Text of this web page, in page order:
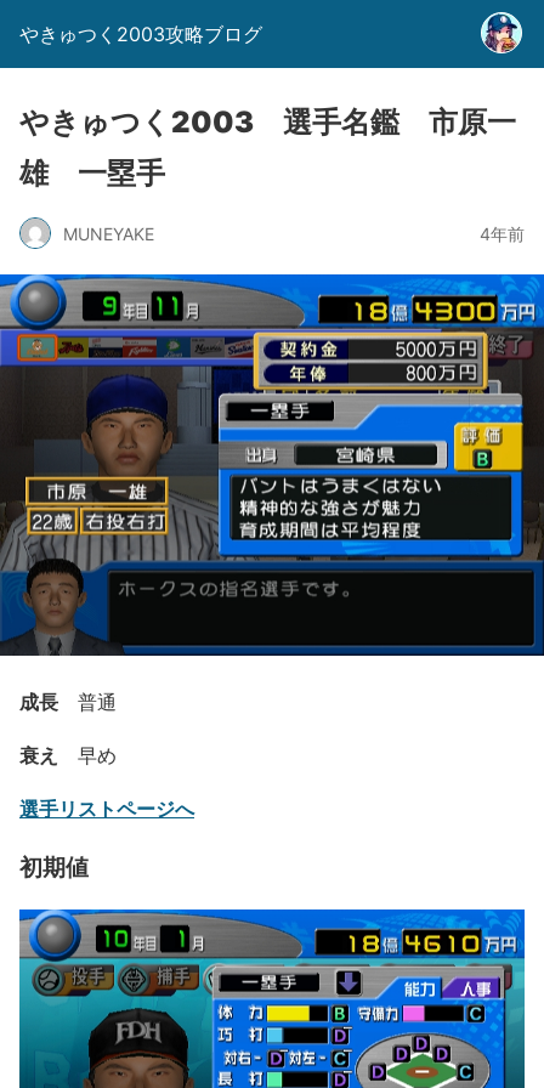
やきゅつく2003攻略ブログ
やきゅつく2003 選手名鑑 市原一
雄 一塁手
MUNEYAKE 4年前
成長 普通
衰え 早め
選手リストページへ
初期値